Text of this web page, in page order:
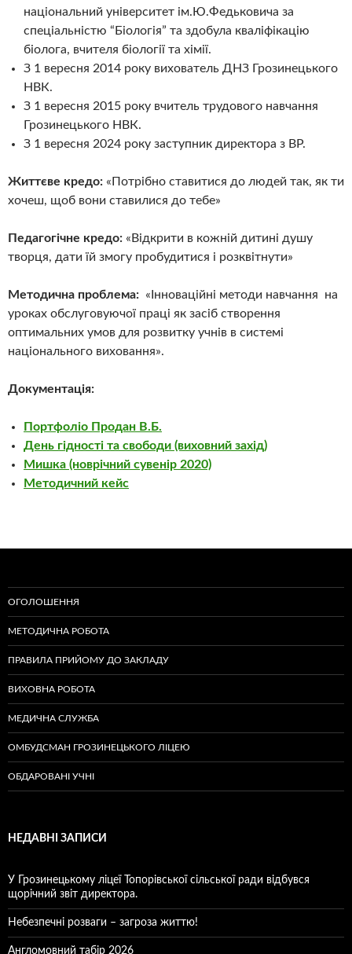
національний університет ім.Ю.Федьковича за
спеціальністю “Біологія” та здобула кваліфікацію
біолога, вчителя біології та хімії.
З 1 вересня 2014 року вихователь ДНЗ Грозинецького
НВК.
З 1 вересня 2015 року вчитель трудового навчання
Грозинецького НВК.
З 1 вересня 2024 року заступник директора з ВР.
Життєве кредо: «Потрібно ставитися до людей так, як ти
хочеш, щоб вони ставилися до тебе»
Педагогічне кредо: «Відкрити в кожній дитині душу
творця, дати їй змогу пробудитися і розквітнути»
Методична проблема: «Інноваційні методи навчання на
уроках обслуговуючої праці як засіб створення
оптимальних умов для розвитку учнів в системі
національного виховання».
Документація:
Портфоліо Продан В.Б.
День гідності та свободи (виховний захід)
Мишка (новрічний сувенір 2020)
Методичний кейс
ОГОЛОШЕННЯ
МЕТОДИЧНА РОБОТА
ПРАВИЛА ПРИЙОМУ ДО ЗАКЛАДУ
ВИХОВНА РОБОТА
МЕДИЧНА СЛУЖБА
ОМБУДСМАН ГРОЗИНЕЦЬКОГО ЛІЦЕЮ
ОБДАРОВАНІ УЧНІ
НЕДАВНІ ЗАПИСИ
У Грозинецькому ліцеї Топорівської сільської ради відбувся
щорічний звіт директора.
Небезпечні розваги – загроза життю!
Англомовний табір 2026